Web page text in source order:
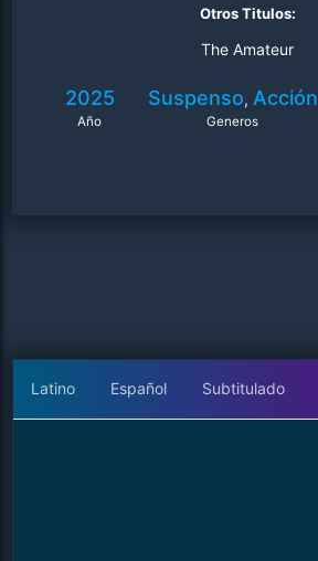
venganza.
Otros Titulos:
The Amateur
2025
Año
Suspenso, Acción
Generos
Latino Español Subtitulado